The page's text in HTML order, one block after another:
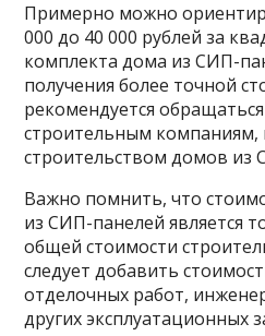
Примерно можно
000 до 40 000 рублей за
комплекта дома из СИП-
получения более точной
рекомендуется
строительным компаниям,
строительством домов из
Важно помнить, что
из СИП-панелей является
общей стоимости
следует добавить
отделочных работ,
других эксплуатационных